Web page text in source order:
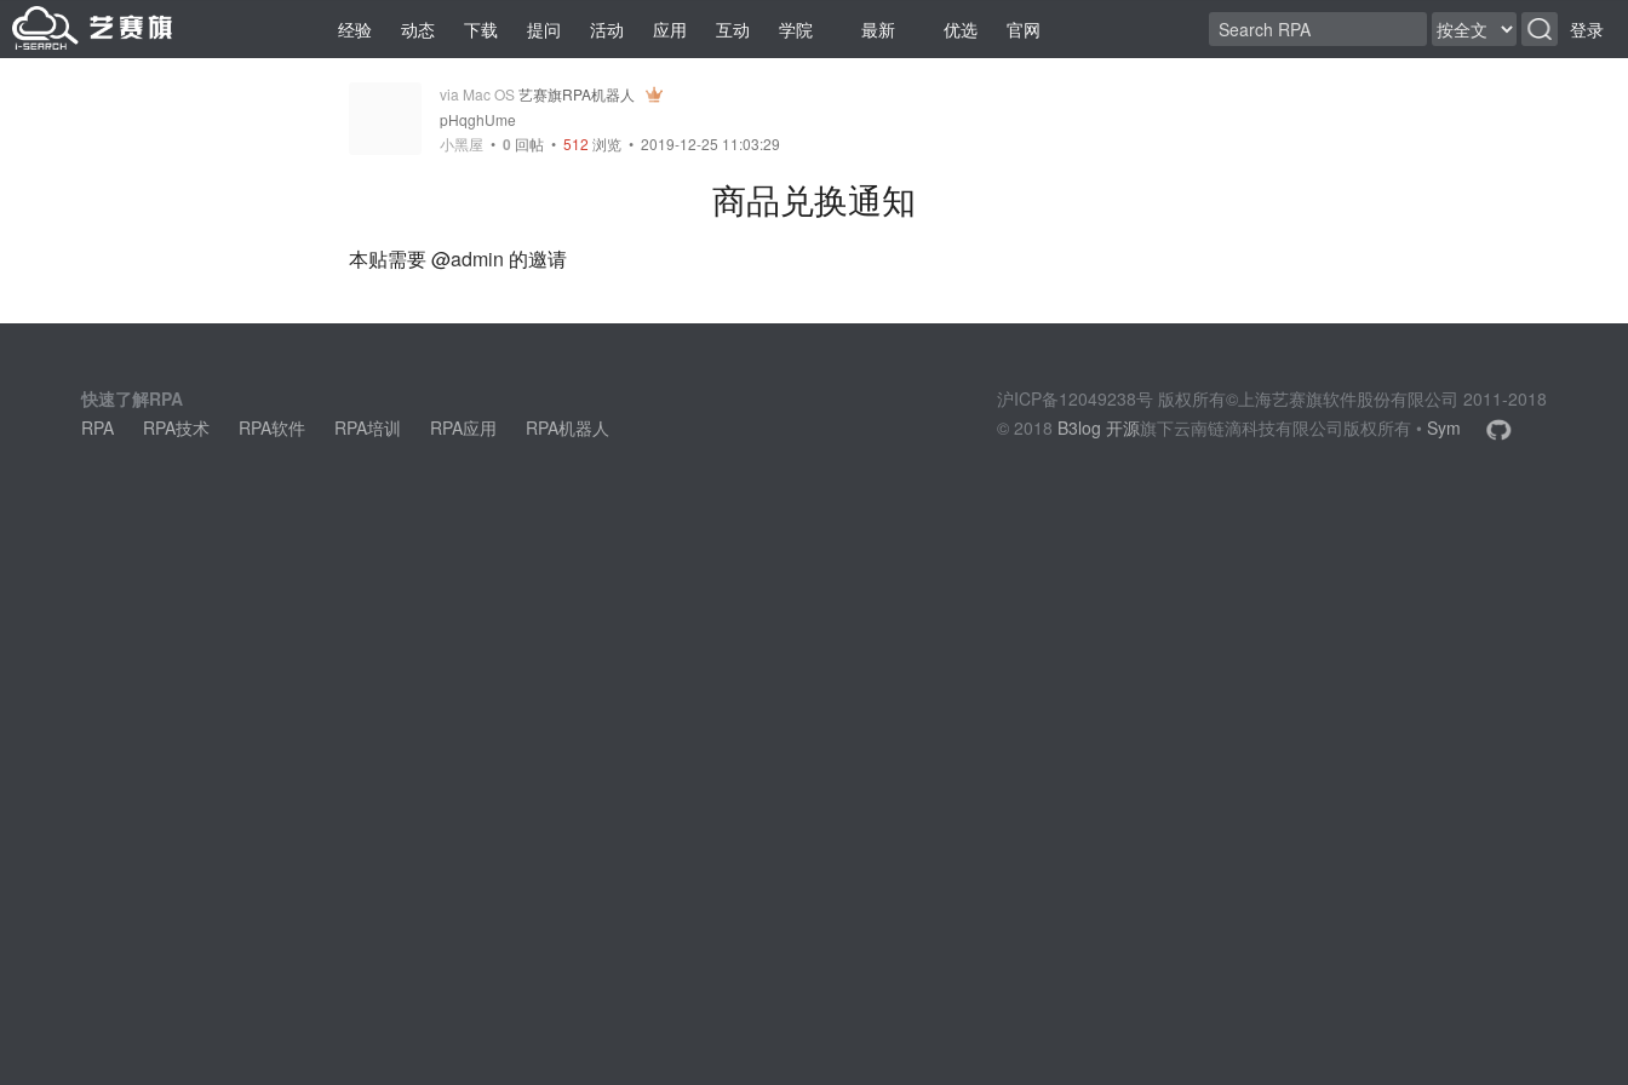
经验 动态 下载 提问 活动 应用 互动 学院 最新 优选 官网 登录
via Mac OS艺赛旗RPA机器人
pHqghUme
小黑屋 • 0 回帖 • 512 浏览 • 2019-12-25 11:03:29
商品兑换通知
本贴需要 @admin 的邀请
快速了解RPA
RPA
RPA技术 RPA软件 RPA培训 RPA应用 RPA机器人
沪ICP备12049238号 版权所有©上海艺赛旗软件股份有限公司 2011-2018
© 2018 B3log 开源旗下云南链滴科技有限公司版权所有 • Sym